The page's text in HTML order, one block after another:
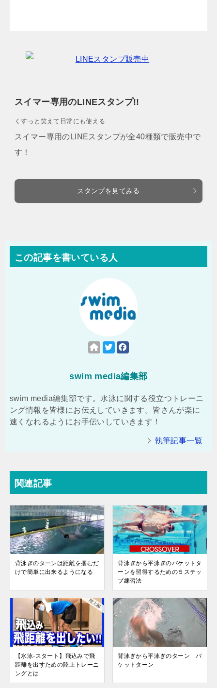
スイマー専用のLINEスタンプ!!
くすっと笑えて日常にも使える
スイマー専用のLINEスタンプが全40種類で販売中で
す！
スタンプを見てみる
この記事を書いている人
swim media編集部
swim media編集部です。水泳に関する役立つトレーニ
ング情報を皆様にお伝えしていきます。皆さんが楽に
速くなれるようにお手伝いしていきます！
執筆記事一覧
関連記事
背泳ぎのターンは距離を掴むだ
けで簡単に出来るようになる
背泳ぎから平泳ぎのバケットタ
ーンを習得するための５ステッ
プ練習法
【水泳-スタート】飛込みで飛
距離を出すための陸上トレーニ
ングとは
背泳ぎから平泳ぎのターン バ
ケットターン